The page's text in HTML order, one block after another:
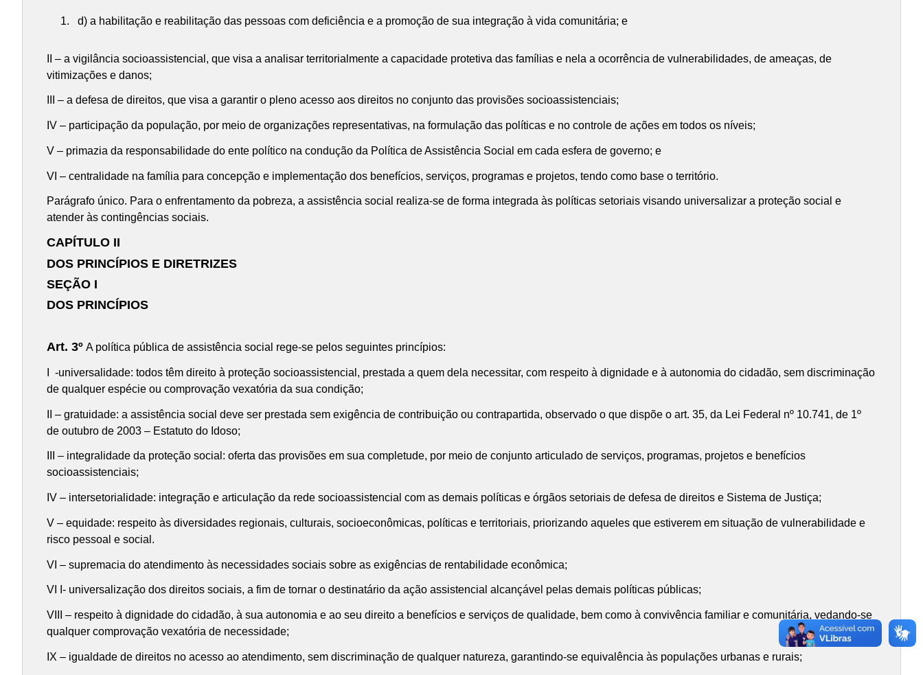
d) a habilitação e reabilitação das pessoas com deficiência e a promoção de sua integração à vida comunitária; e
II – a vigilância socioassistencial, que visa a analisar territorialmente a capacidade protetiva das famílias e nela a ocorrência de vulnerabilidades, de ameaças, de
vitimizações e danos;
III – a defesa de direitos, que visa a garantir o pleno acesso aos direitos no conjunto das provisões socioassistenciais;
IV – participação da população, por meio de organizações representativas, na formulação das políticas e no controle de ações em todos os níveis;
V – primazia da responsabilidade do ente político na condução da Política de Assistência Social em cada esfera de governo; e
VI – centralidade na família para concepção e implementação dos benefícios, serviços, programas e projetos, tendo como base o território.
Parágrafo único. Para o enfrentamento da pobreza, a assistência social realiza-se de forma integrada às políticas setoriais visando universalizar a proteção social e
atender às contingências sociais.
CAPÍTULO II
DOS PRINCÍPIOS E DIRETRIZES
SEÇÃO I
DOS PRINCÍPIOS
Art. 3º A política pública de assistência social rege-se pelos seguintes princípios:
I -universalidade: todos têm direito à proteção socioassistencial, prestada a quem dela necessitar, com respeito à dignidade e à autonomia do cidadão, sem discriminação
de qualquer espécie ou comprovação vexatória da sua condição;
II – gratuidade: a assistência social deve ser prestada sem exigência de contribuição ou contrapartida, observado o que dispõe o art. 35, da Lei Federal nº 10.741, de 1º
de outubro de 2003 – Estatuto do Idoso;
III – integralidade da proteção social: oferta das provisões em sua completude, por meio de conjunto articulado de serviços, programas, projetos e benefícios
socioassistenciais;
IV – intersetorialidade: integração e articulação da rede socioassistencial com as demais políticas e órgãos setoriais de defesa de direitos e Sistema de Justiça;
V – equidade: respeito às diversidades regionais, culturais, socioeconômicas, políticas e territoriais, priorizando aqueles que estiverem em situação de vulnerabilidade e
risco pessoal e social.
VI – supremacia do atendimento às necessidades sociais sobre as exigências de rentabilidade econômica;
VI I- universalização dos direitos sociais, a fim de tornar o destinatário da ação assistencial alcançável pelas demais políticas públicas;
VIII – respeito à dignidade do cidadão, à sua autonomia e ao seu direito a benefícios e serviços de qualidade, bem como à convivência familiar e comunitária, vedando-se
qualquer comprovação vexatória de necessidade;
IX – igualdade de direitos no acesso ao atendimento, sem discriminação de qualquer natureza, garantindo-se equivalência às populações urbanas e rurais;